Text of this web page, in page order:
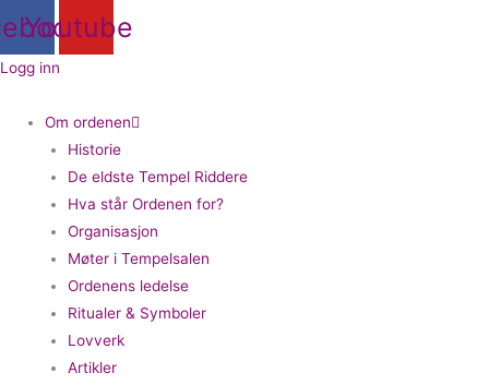
rett
til
Youtube
Logg inn
Om ordenen
Historie
De eldste Tempel Riddere
Hva står Ordenen for?
Organisasjon
Møter i Tempelsalen
Ordenens ledelse
Ritualer & Symboler
Lovverk
Artikler